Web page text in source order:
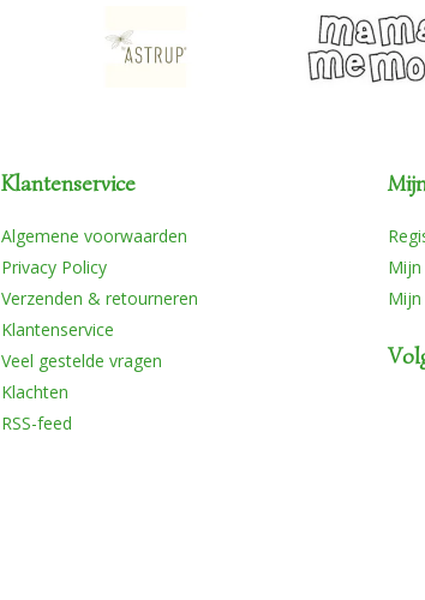
Klantenservice
Algemene voorwaarden
Privacy Policy
Verzenden & retourneren
Klantenservice
Veel gestelde vragen
Klachten
RSS-feed
Mijn